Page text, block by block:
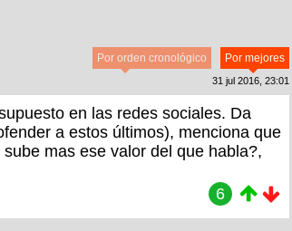
Por mejores
Por orden cronológico
31 jul 2016, 23:01
en las redes sociales. Da
a estos últimos), menciona que
mas ese valor del que habla?,
6